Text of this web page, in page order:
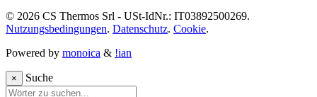
© 2026 CS Thermos Srl - USt-IdNr.: IT03892500269.
Nutzungsbedingungen. Datenschutz. Cookie.
Powered by monoica & !ian
× Suche